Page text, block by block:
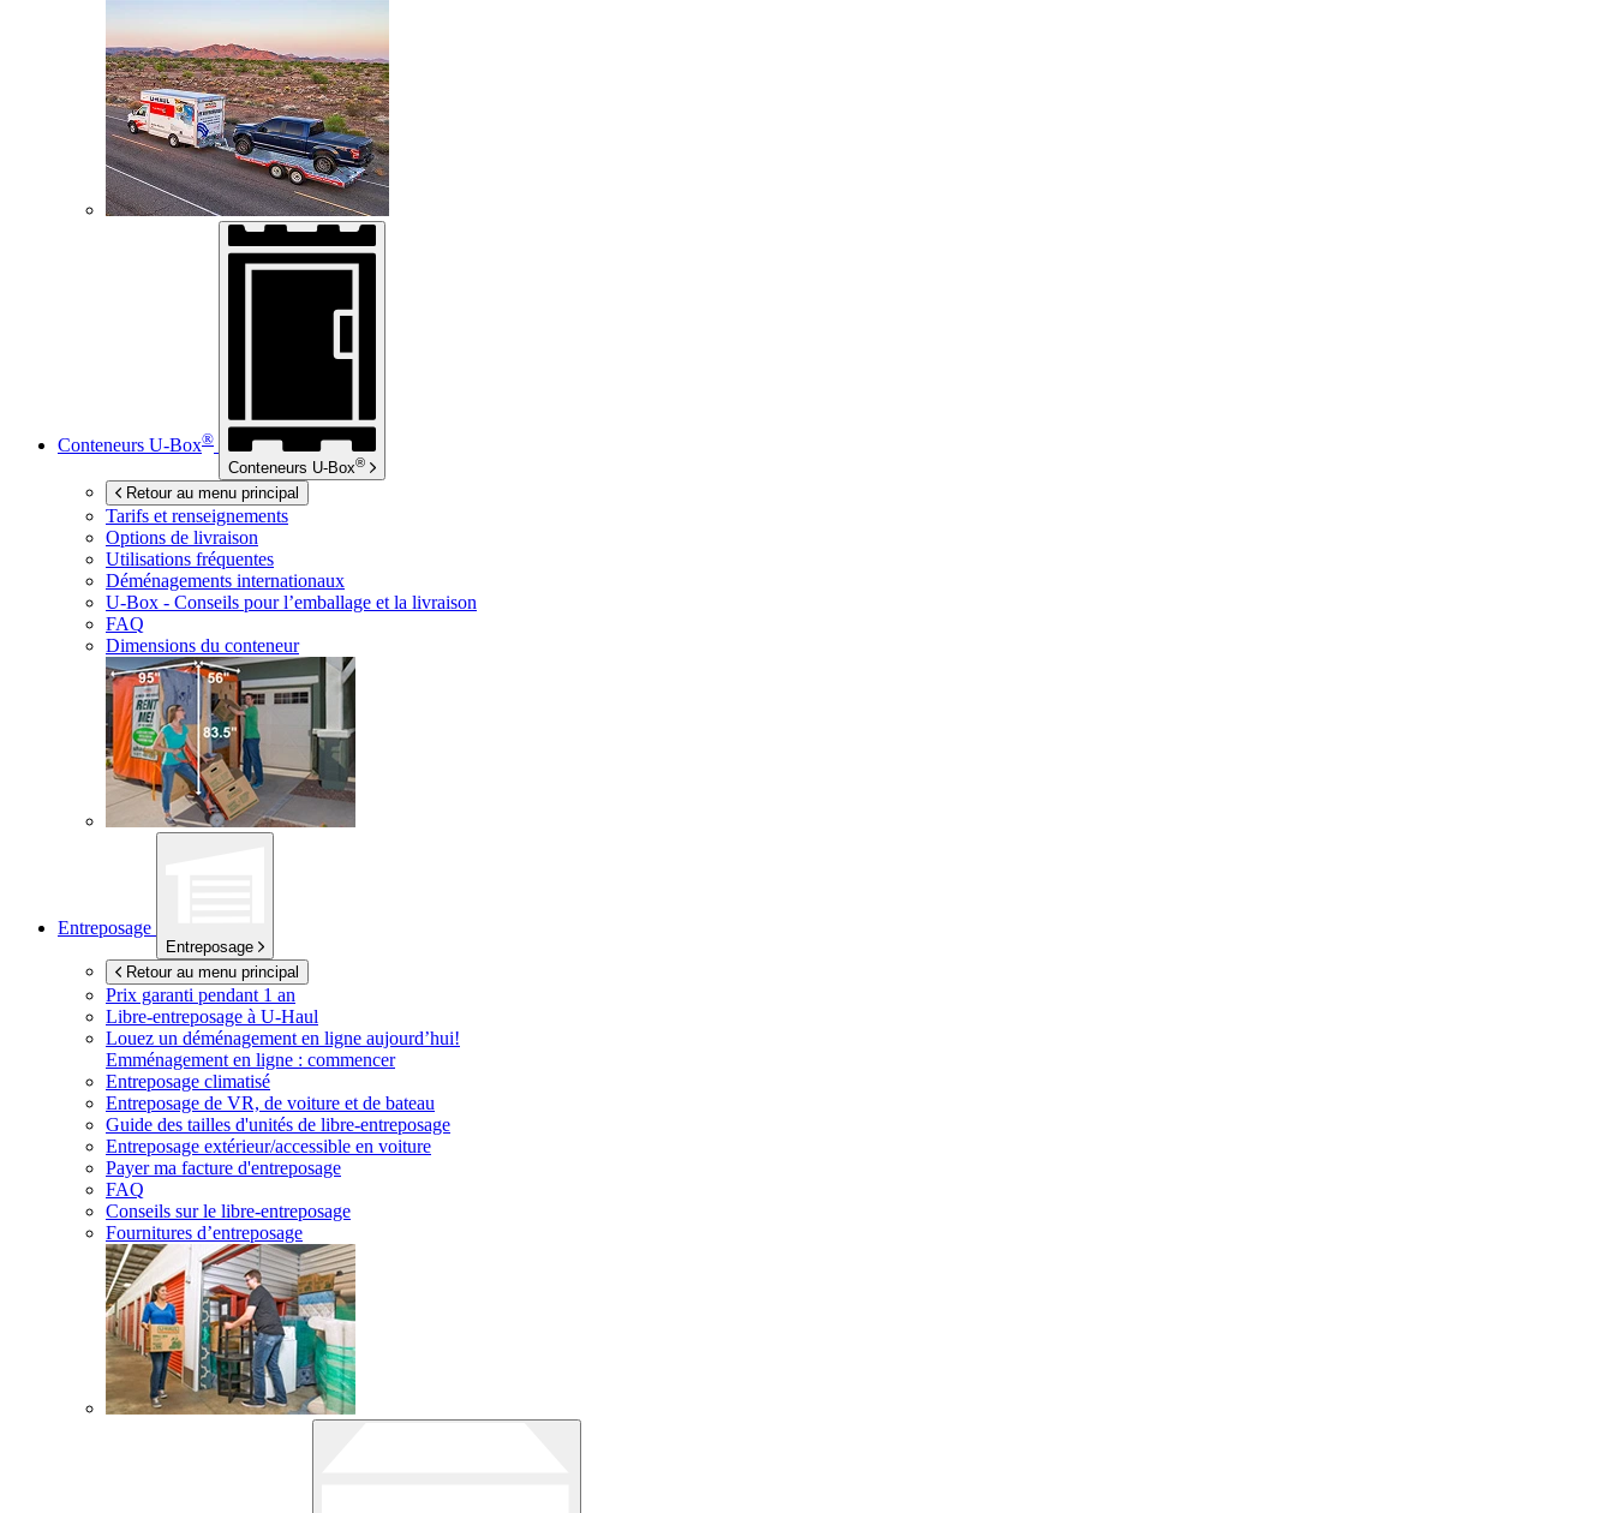
Conteneurs U-Box®
Conteneurs U-Box®
Retour au menu principal
Tarifs et renseignements
Options de livraison
Utilisations fréquentes
Déménagements internationaux
U-Box - Conseils pour l’emballage et la livraison
FAQ
Dimensions du conteneur
Entreposage
Entreposage
Retour au menu principal
Prix garanti pendant 1 an
Libre-entreposage à U-Haul
Louez un déménagement en ligne aujourd’hui!
Emménagement en ligne : commencer
Entreposage climatisé
Entreposage de VR, de voiture et de bateau
Guide des tailles d'unités de libre-entreposage
Entreposage extérieur/accessible en voiture
Payer ma facture d'entreposage
FAQ
Conseils sur le libre-entreposage
Fournitures d’entreposage